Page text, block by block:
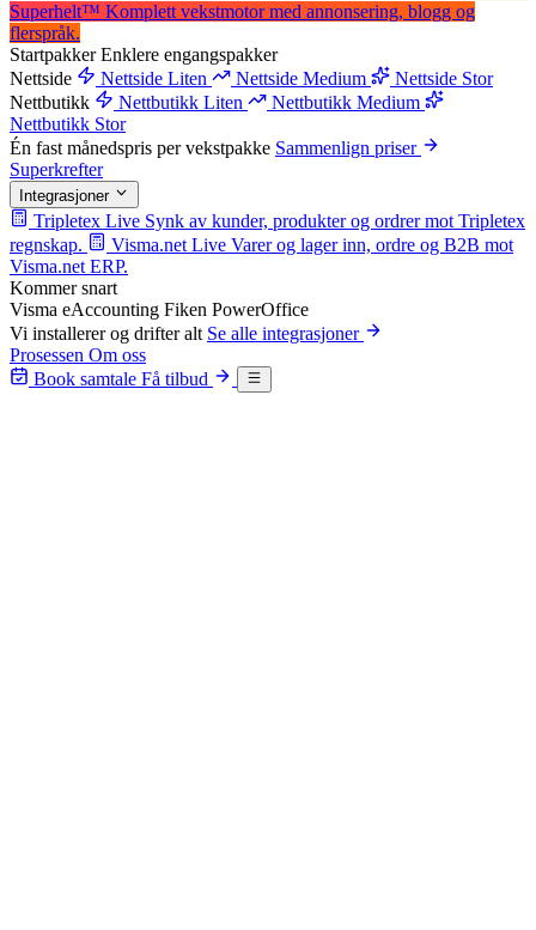
Superhelt™ Komplett vekstmotor med annonsering, blogg og
flerspråk.
StartpakkerEnklere engangspakker
Nettside
Nettside Liten Nettside Medium
Nettside Stor
Nettbutikk
Nettbutikk Liten
Nettbutikk Medium
Nettbutikk Stor
Én fast månedspris per vekstpakke Sammenlign priser
Superkrefter
Integrasjoner
Tripletex Live Synk av kunder, produkter og ordrer mot Tripletex
regnskap.
Visma.net Live Varer og lager inn, ordre og B2B mot
Visma.net ERP.
Kommer snart
Visma eAccounting Fiken PowerOffice
Vi installerer og drifter alt Se alle integrasjoner
Prosessen Om oss
Book samtale Få tilbud